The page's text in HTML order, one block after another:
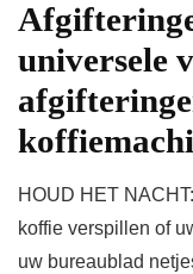
universele
HOUD HET
koffie verspillen of
uw bureaublad